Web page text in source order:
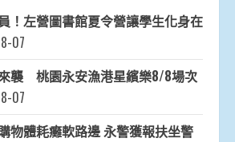
！左營圖書館夏令營讓學生化身在
07
襲 桃園永安漁港星繽樂8/8場次
07
物體耗癱軟路邊 永警獲報扶坐警